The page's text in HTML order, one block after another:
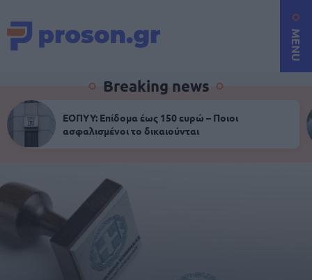
MENU
Breaking news
ΕΟΠΥΥ: Επίδομα έως 150 ευρώ – Ποιοι
ασφαλισμένοι το δικαιούνται